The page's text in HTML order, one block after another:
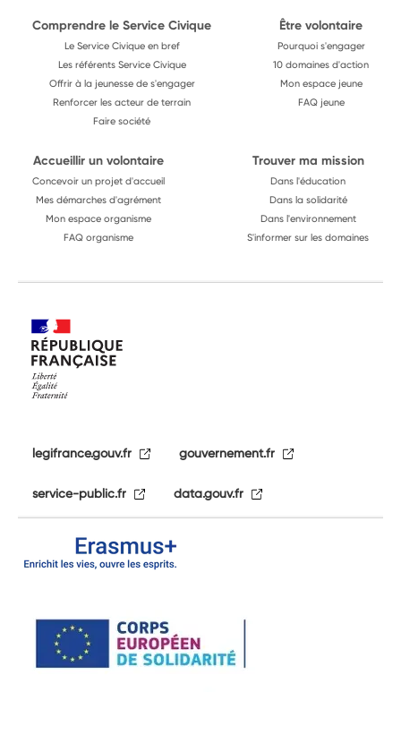
Comprendre le Service Civique
Le Service Civique en bref
Les référents Service Civique
Offrir à la jeunesse de s'engager
Renforcer les acteur de terrain
Faire société
Être volontaire
Pourquoi s'engager
10 domaines d'action
Mon espace jeune
FAQ jeune
Accueillir un volontaire
Concevoir un projet d'accueil
Mes démarches d'agrément
Mon espace organisme
FAQ organisme
Trouver ma mission
Dans l'éducation
Dans la solidarité
Dans l'environnement
S'informer sur les domaines
legifrance.gouv.fr gouvernement.fr
service-public.fr data.gouv.fr